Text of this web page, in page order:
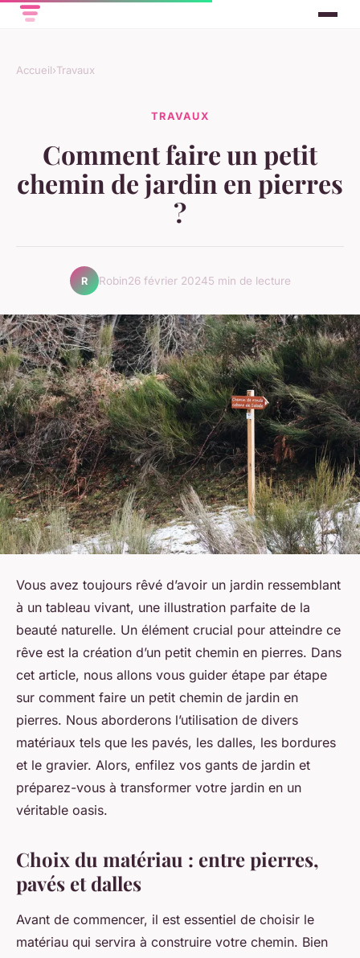
Accueil›Travaux
TRAVAUX
Comment faire un petit
chemin de jardin en pierres
?
R Robin26 février 20245 min de lecture
Vous avez toujours rêvé d’avoir un jardin ressemblant
à un tableau vivant, une illustration parfaite de la
beauté naturelle. Un élément crucial pour atteindre ce
rêve est la création d’un petit chemin en pierres. Dans
cet article, nous allons vous guider étape par étape
sur comment faire un petit chemin de jardin en
pierres. Nous aborderons l’utilisation de divers
matériaux tels que les pavés, les dalles, les bordures
et le gravier. Alors, enfilez vos gants de jardin et
préparez-vous à transformer votre jardin en un
véritable oasis.
Choix du matériau : entre pierres,
pavés et dalles
Avant de commencer, il est essentiel de choisir le
matériau qui servira à construire votre chemin. Bien